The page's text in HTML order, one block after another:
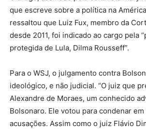
que escreve sobre a política na
ressaltou que Luiz Fux, membro da
desde 2011, foi indicado ao cargo pela
protegida de Lula, Dilma Rousseff”.
Para o WSJ, o julgamento contra
ideológico, e não judicial. “O juiz que
Alexandre de Moraes, um conhecido
Bolsonaro. Ele votou para condenar
acusações. Assim como o juiz Flávio